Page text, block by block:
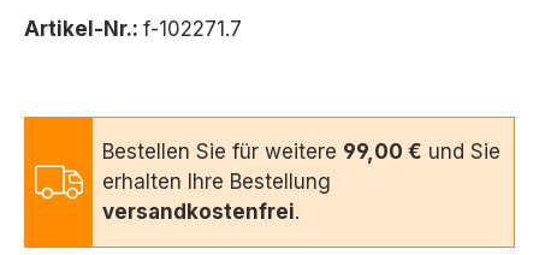
Artikel-Nr.: f-102271.7
Bestellen Sie für weitere 99,00 € und Sie
erhalten Ihre Bestellung
versandkostenfrei.